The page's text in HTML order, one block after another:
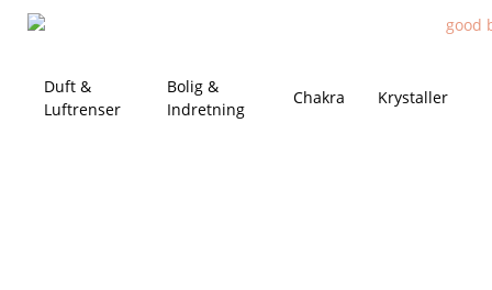
Duft &
Luftrenser
Bolig &
Indretning
Chakra Krystaller